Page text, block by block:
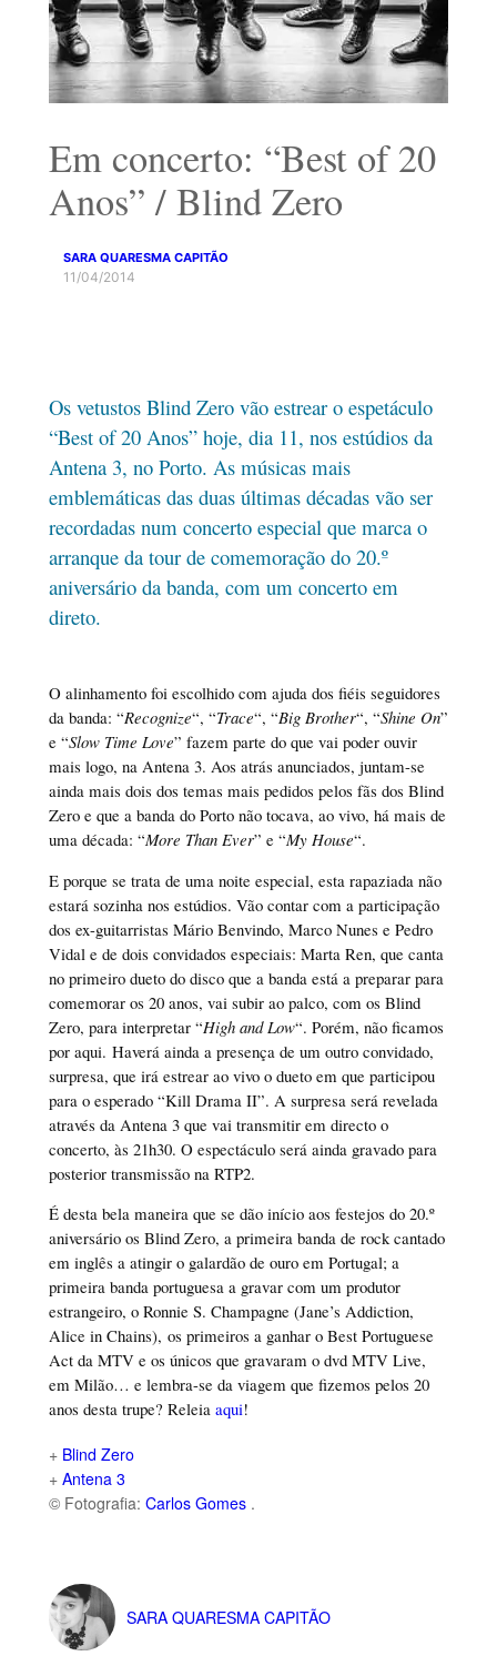
Em concerto: “Best of 20
Anos” / Blind Zero
SARA QUARESMA CAPITÃO
11/04/2014
Os vetustos Blind Zero vão estrear o espetáculo
“Best of 20 Anos” hoje, dia 11, nos estúdios da
Antena 3, no Porto. As músicas mais
emblemáticas das duas últimas décadas vão ser
recordadas num concerto especial que marca o
arranque da tour de comemoração do 20.º
aniversário da banda, com um concerto em
direto.
O alinhamento foi escolhido com ajuda dos fiéis seguidores
da banda: “Recognize“, “Trace“, “Big Brother“, “Shine On”
e “Slow Time Love” fazem parte do que vai poder ouvir
mais logo, na Antena 3. Aos atrás anunciados, juntam-se
ainda mais dois dos temas mais pedidos pelos fãs dos Blind
Zero e que a banda do Porto não tocava, ao vivo, há mais de
uma década: “More Than Ever” e “My House“.
E porque se trata de uma noite especial, esta rapaziada não
estará sozinha nos estúdios. Vão contar com a participação
dos ex-guitarristas Mário Benvindo, Marco Nunes e Pedro
Vidal e de dois convidados especiais: Marta Ren, que canta
no primeiro dueto do disco que a banda está a preparar para
comemorar os 20 anos, vai subir ao palco, com os Blind
Zero, para interpretar “High and Low“. Porém, não ficamos
por aqui. Haverá ainda a presença de um outro convidado,
surpresa, que irá estrear ao vivo o dueto em que participou
para o esperado “Kill Drama II”. A surpresa será revelada
através da Antena 3 que vai transmitir em directo o
concerto, às 21h30. O espectáculo será ainda gravado para
posterior transmissão na RTP2.
É desta bela maneira que se dão início aos festejos do 20.º
aniversário os Blind Zero, a primeira banda de rock cantado
em inglês a atingir o galardão de ouro em Portugal; a
primeira banda portuguesa a gravar com um produtor
estrangeiro, o Ronnie S. Champagne (Jane’s Addiction,
Alice in Chains), os primeiros a ganhar o Best Portuguese
Act da MTV e os únicos que gravaram o dvd MTV Live,
em Milão… e lembra-se da viagem que fizemos pelos 20
anos desta trupe? Releia aqui!
+ Blind Zero
+ Antena 3
© Fotografia: Carlos Gomes .
SARA QUARESMA CAPITÃO